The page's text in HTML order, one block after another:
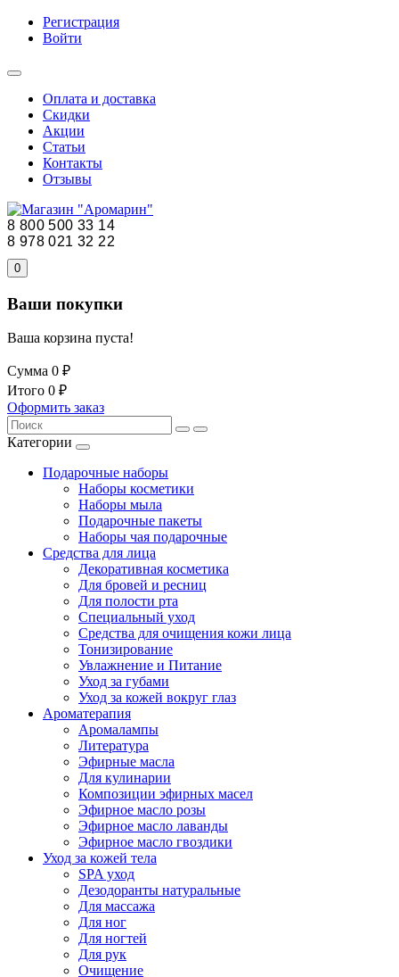
Регистрация
Войти
Оплата и доставка
Скидки
Акции
Статьи
Контакты
Отзывы
8 800 500 33 14
8 978 021 32 22
0
Ваши покупки
Ваша корзина пуста!
Сумма 0 ₽
Итого 0 ₽
Оформить заказ
Категории
Подарочные наборы
Наборы косметики
Наборы мыла
Подарочные пакеты
Наборы чая подарочные
Средства для лица
Декоративная косметика
Для бровей и ресниц
Для полости рта
Специальный уход
Средства для очищения кожи лица
Тонизирование
Увлажнение и Питание
Уход за губами
Уход за кожей вокруг глаз
Ароматерапия
Аромалампы
Литература
Эфирные масла
Для кулинарии
Композиции эфирных масел
Эфирное масло розы
Эфирное масло лаванды
Эфирное масло гвоздики
Уход за кожей тела
SPA уход
Дезодоранты натуральные
Для массажа
Для ног
Для ногтей
Для рук
Очищение